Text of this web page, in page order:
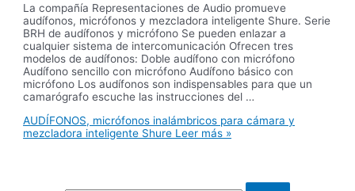
La compañía Representaciones de Audio promueve
audífonos, micrófonos y mezcladora inteligente Shure. Serie
BRH de audífonos y micrófono Se pueden enlazar a
cualquier sistema de intercomunicación Ofrecen tres
modelos de audífonos: Doble audífono con micrófono
Audífono sencillo con micrófono Audífono básico con
micrófono Los audífonos son indispensables para que un
camarógrafo escuche las instrucciones del …
AUDÍFONOS, micrófonos inalámbricos para cámara y
mezcladora inteligente Shure Leer más »